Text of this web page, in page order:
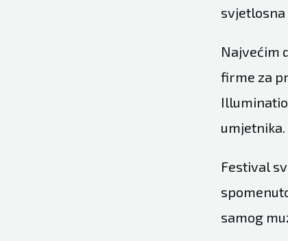
svjetlosna
Najvećim
firme za
umjetnika.
Festival
samog